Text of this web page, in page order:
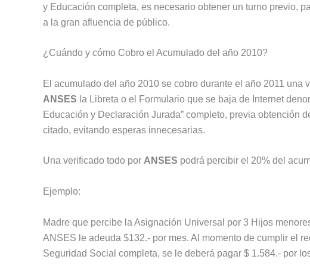
y Educación completa, es necesario obtener un turno previo,
a la gran afluencia de público.
¿Cuándo y cómo Cobro el Acumulado del año 2010?
El acumulado del año 2010 se cobro durante el año 2011 una
ANSES la Libreta o el Formulario que se baja de Internet
Educación y Declaración Jurada” completo, previa obtención
citado, evitando esperas innecesarias.
Una verificado todo por ANSES podrá percibir el 20% del
Ejemplo:
Madre que percibe la Asignación Universal por 3 Hijos
ANSES le adeuda $132.- por mes. Al momento de cumplir el
Seguridad Social completa, se le deberá pagar $ 1.584.- por